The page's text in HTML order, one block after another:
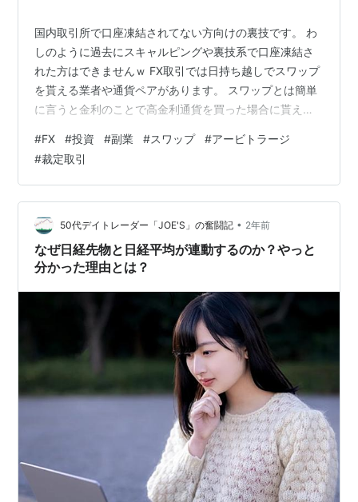
国内取引所で口座凍結されてない方向けの裏技です。 わ
しのように過去にスキャルピングや裏技系で口座凍結さ
れた方はできませんｗ FX取引では日持ち越しでスワップ
を貰える業者や通貨ペアがあります。 スワップとは簡単
に言うと金利のことで高金利通貨を買った場合に貰える
くもらえるものです。 高金利通貨は通貨価値が低いため
に基本は下降トレンドです。 ですので、たとえ利子であ
るスワップをもらえたとしてもそれ以上の損失を為替差
益で喰らってしまい証拠金を維持できずに結局大損退場
と言う方が多いです。 おまけの飴につられてたいして欲
しくもないおもちゃを買ってしまって…
#FX #投資 #副業 #スワップ #アービトラージ
#裁定取引
50代デイトレーダー「JOE'S」の奮闘記 • 2年前
なぜ日経先物と日経平均が連動するのか？やっと
分かった理由とは？